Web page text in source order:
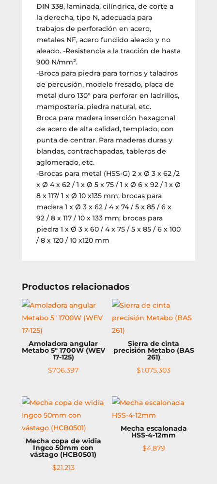
(6267290)
cantidad
DIN 338, laminada, cilíndrica, de corte a
la derecha, tipo N, adecuada para
trabajos de perforación en acero,
metales NF, acero fundido aleado y no
aleado. -Resistencia a la tracción de hasta
900 N/mm².
-Broca para piedra para tornos y taladros
de percusión, modelo fresado, placa de
metal duro 130° para perforar en ladrillos,
mampostería, piedra natural, etc.
Broca para madera inserción hexagonal
de acero de alta calidad, templado, con
punta de centrar. Para maderas duras y
blandas, contrachapadas, tableros de
aglomerado, etc.
-Brocas para metal (HSS-G) 2 x Ø 3 x 62 /2
x Ø 4 x 62 / 1 x Ø 5 x 75 / 1 x Ø 6 x 92 / 1 x Ø
8 x 117/ 1 x Ø 10 x135 mm; brocas para
madera 1 x Ø 3 x 62 / 4 x 74 / 5 x 85 / 6 x
92 / 8 x 117 / 10 x 133 mm; brocas para
piedra 1 x Ø 3 x 60 / 4 x 75 / 5 x 85 / 6 x 100
/ 8 x 120 / 10 x120 mm
Productos relacionados
Amoladora angular
Metabo 5″ 1700W (WEV
17-125)
$706.397
Sierra de cinta
precisión Metabo (BAS
261)
$1.075.303
Mecha copa de widia
Ingco 50mm con
vástago (HCB0501)
$21.213
Mecha escalonada
HSS-4-12mm
$4.879